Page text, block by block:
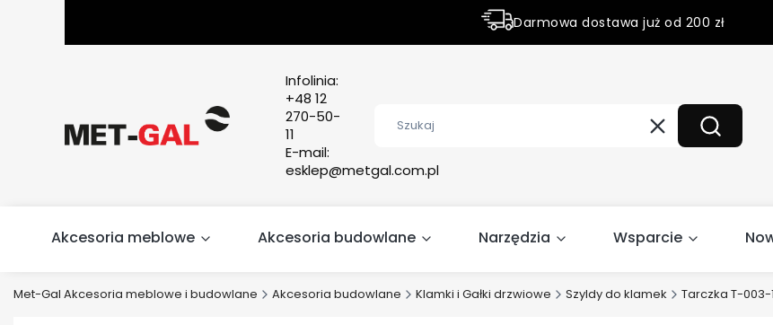
Darmowa dostawa już od 200 zł
Infolinia:
+48 12
270-50-
11
E-mail:
esklep@metgal.com.pl
WyczyśćSzukaj
Akcesoria meblowe Akcesoria budowlane Narzędzia Wsparcie
Met-Gal Akcesoria meblowe i budowlane Akcesoria budowlane Klamki i Gałki drzwiowe Szyldy do klamek Tarczka T-003-